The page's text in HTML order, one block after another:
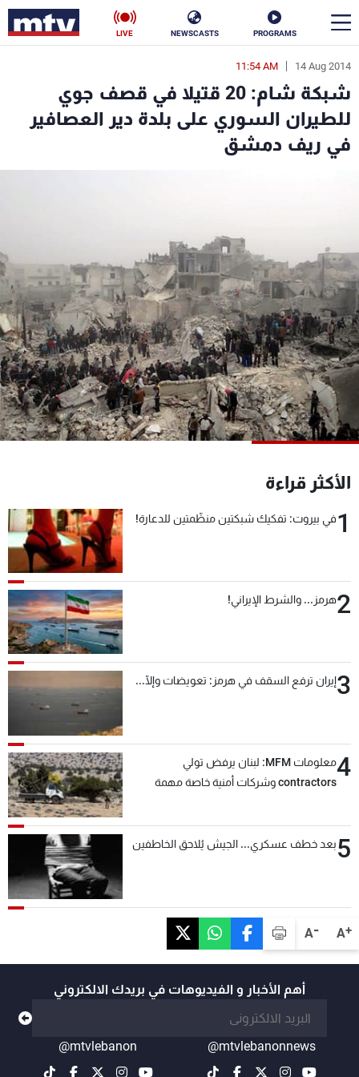
PROGRAMS
NEWSCASTS
LIVE
A+
A-
14 Aug 2014
11:54 AM
شبكة شام: 20 قتيلا في قصف جوي
للطيران السوري على بلدة دير العصافير
في ريف دمشق
الأكثر قراءة
1في بيروت: تفكيك شبكتين منظّمتين للدعارة!
2هرمز... والشرط الإيراني!
3إيران ترفع السقف في هرمز: تعويضات وإلّا...
4
معلومات MFM: لبنان يرفض تولي
contractors وشركات أمنية خاصة مهمة
5بعد خطف عسكري... الجيش يُلاحق الخاطفين
أهم الأخبار و الفيديوهات في بريدك الالكتروني
@mtvlebanonnews
@mtvlebanon
en
الأخبار
سياسة
كأس العالم
البرامج
جدول البرامج
شاهد البرامج
الترددات
لاعلاناتكم